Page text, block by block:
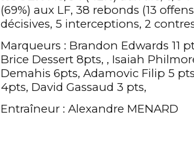
(69%) aux LF, 38 rebonds (13
décisives, 5 interceptions, 2
Marqueurs : Brandon Edwards 11
Brice Dessert 8pts, , Isaiah
Demahis 6pts, Adamovic Filip 5
4pts, David Gassaud 3 pts,
Entraîneur : Alexandre MENARD